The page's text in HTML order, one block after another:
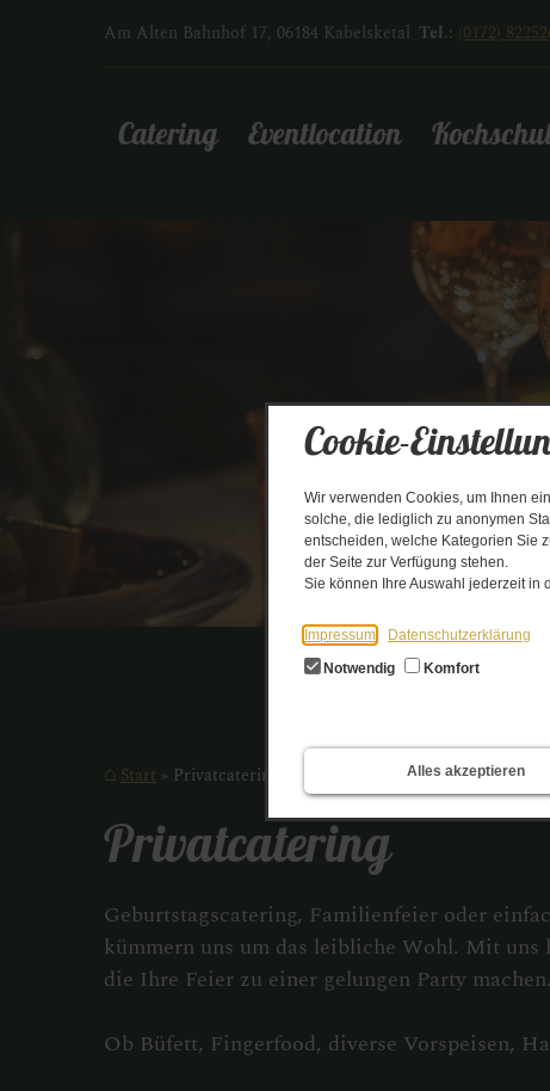
Cookie-
Wir verwenden Cookies, um Ihnen
solche, die lediglich zu anonymen
entscheiden, welche Kategorien Sie
der Seite zur Verfügung stehen.
Sie können Ihre Auswahl jederzeit in
Impressum
Datenschutzerklärung
Notwendig
Komfort
Alles akzeptieren
Am Alten Bahnhof 17, 06184 Kabelsketal Tel.: (0172)
Catering Eventlocation
Start Privatcatering
Privatcatering
Geburtstagscatering, Familienfeier oder
kümmern uns um das leibliche Wohl. Mit
die Ihre Feier zu einer gelungen Party machen.
Ob Büfett, Fingerfood, diverse Vorspeisen,